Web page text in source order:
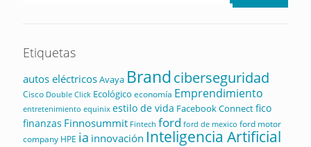
Etiquetas
autos eléctricosAvaya Brandciberseguridad
Cisco Double Click Ecológico economía Emprendimiento
entretenimiento equinix estilo de vida Facebook Connectfico
finanzas Finnosummit Fintech ford ford de mexico ford motor
company HPE ia innovación Inteligencia Artificial